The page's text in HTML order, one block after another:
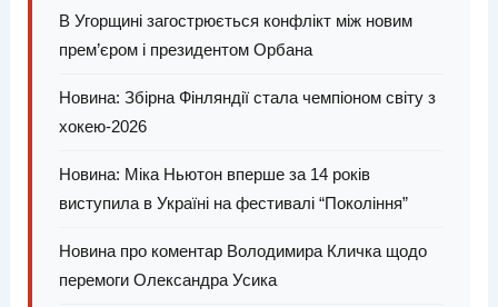
В Угорщині загострюється конфлікт між новим
прем’єром і президентом Орбана
Новина: Збірна Фінляндії стала чемпіоном світу з
хокею-2026
Новина: Міка Ньютон вперше за 14 років
виступила в Україні на фестивалі “Покоління”
Новина про коментар Володимира Кличка щодо
перемоги Олександра Усика